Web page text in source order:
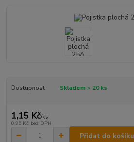
Dostupnost Skladem > 20 ks
1,15 Kč/ks
0,95 Kč bez DPH
Přidat do košíku